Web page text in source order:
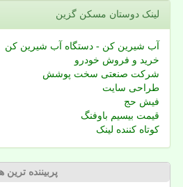
لینک دوستان مسكن گزین
آب شیرین کن - دستگاه آب شیرین کن
خرید و فروش خودرو
شرکت صنعتی سخت پوشش
طراحی سایت
فیش حج
قیمت بیسیم باوفنگ
کوتاه کننده لینک
پربیننده ترین